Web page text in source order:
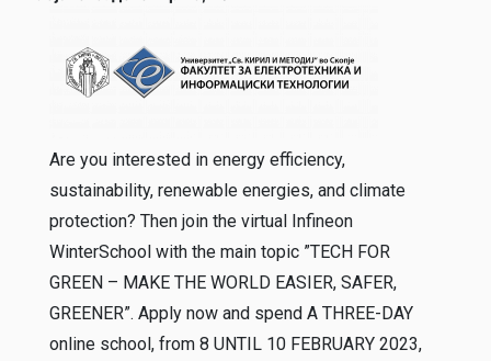
Are you interested in energy efficiency,
sustainability, renewable energies, and climate
protection? Then join the virtual Infineon
WinterSchool with the main topic ”TECH FOR
GREEN – MAKE THE WORLD EASIER, SAFER,
GREENER”. Apply now and spend A THREE-DAY
online school, from 8 UNTIL 10 FEBRUARY 2023,